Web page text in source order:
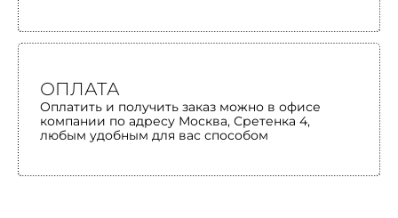
ОПЛАТА
Оплатить и получить заказ можно в офисе
компании по адресу Москва, Сретенка 4,
любым удобным для вас способом